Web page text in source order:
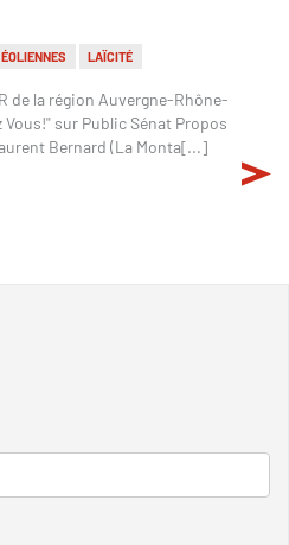
ÉOLIENNES LAÏCITÉ
de la région Auvergne-Rhône-
sur Public Sénat Propos
Bernard (La Monta[...]